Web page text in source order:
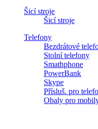
Šicí stroje
Šicí stroje
Telefony
Bezdrátové
Stolní telefony
Smathphone
PowerBank
Skype
Přísluš. pro
Obaly pro